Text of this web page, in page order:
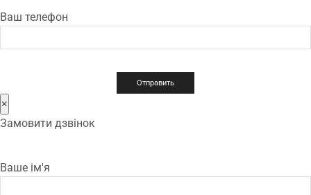
Ваш телефон
×
Замовити дзвінок
Ваше ім'я